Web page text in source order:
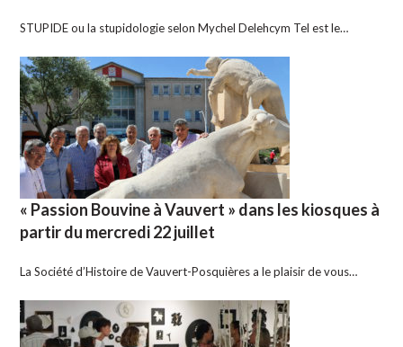
STUPIDE ou la stupidologie selon Mychel Delehcym Tel est le…
« Passion Bouvine à Vauvert » dans les kiosques à
partir du mercredi 22 juillet
La Société d’Histoire de Vauvert-Posquières a le plaisir de vous…